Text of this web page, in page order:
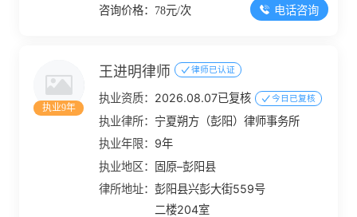
咨询价格：78元/次 电话咨询
执业9年
王进明律师 律师已认证
执业资质： 2026.08.07已复核 今日已复核
执业律所： 宁夏朔方（彭阳）律师事务所
执业年限： 9年
执业地区：
固原–彭阳县
律所地址：彭阳县兴彭大街559号
二楼204室